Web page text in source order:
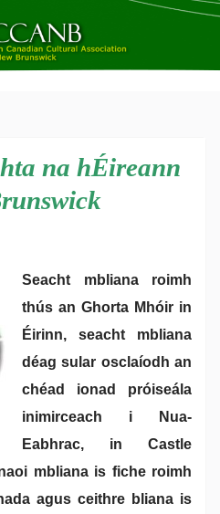
na hÉireann
Seacht mbliana roimh
thús an Ghorta Mhóir in
Éirinn, seacht mbliana
déag sular osclaíodh an
chéad ionad próiseála
inimirceach i Nua-
Eabhrac, in Castle
mbliana is fiche roimh
agus ceithre bliana is